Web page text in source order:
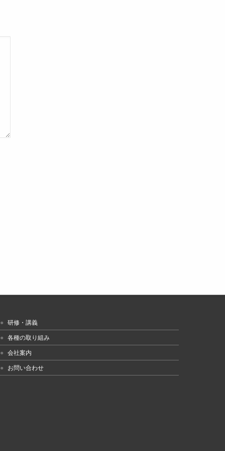
研修・講義
各種の取り組み
会社案内
お問い合わせ